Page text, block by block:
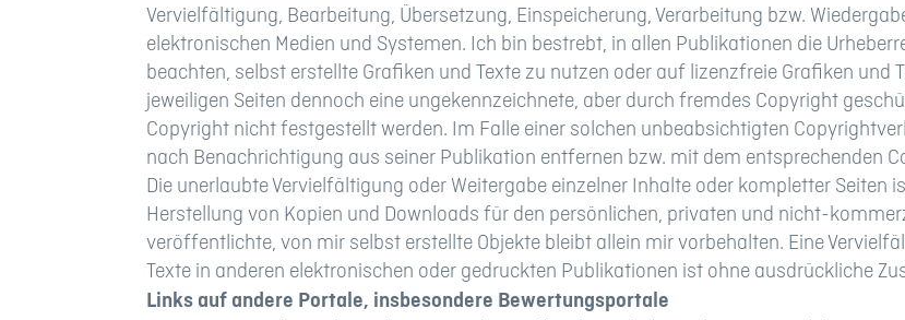
Vervielfältigung, Bearbeitung, Übersetzung, Einspeicherung, Verarbeitung bzw.
elektronischen Medien und Systemen. Ich bin bestrebt, in allen Publikationen die
beachten, selbst erstellte Grafiken und Texte zu nutzen oder auf lizenzfreie Grafiken und
jeweiligen Seiten dennoch eine ungekennzeichnete, aber durch fremdes Copyright
Copyright nicht festgestellt werden. Im Falle einer solchen unbeabsichtigten
nach Benachrichtigung aus seiner Publikation entfernen bzw. mit dem entsprechenden
Die unerlaubte Vervielfältigung oder Weitergabe einzelner Inhalte oder kompletter
Herstellung von Kopien und Downloads für den persönlichen, privaten und nicht-
veröffentlichte, von mir selbst erstellte Objekte bleibt allein mir vorbehalten. Eine
Texte in anderen elektronischen oder gedruckten Publikationen ist ohne ausdrückliche
Links auf andere Portale, insbesondere Bewertungsportale